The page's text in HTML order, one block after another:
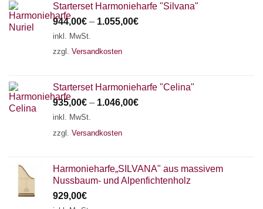
Starterset Harmonieharfe "Silvana"
944,00€ – 1.055,00€
inkl. MwSt.
zzgl. Versandkosten
Starterset Harmonieharfe "Celina"
935,00€ – 1.046,00€
inkl. MwSt.
zzgl. Versandkosten
Harmonieharfe„SILVANA" aus massivem
Nussbaum- und Alpenfichtenholz
929,00€